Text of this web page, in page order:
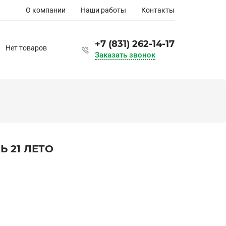
Основная
О компании Наши работы Контакты
Нет товаров +7 (831) 262-14-17
Заказать звонок
21 ЛЕТО